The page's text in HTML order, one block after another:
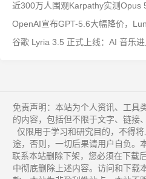
近300万人围观Karpathy实测Opus
OpenAI宣布GPT-5.6大幅降价，
谷歌 Lyria 3.5 正式上线：AI 音乐
免责声明：本站为个人资讯、工具
的内容，包括但不限于文字、链接
仅限用于学习和研究目的，不得
途，否则，一切后果请用户自负。
联系本站删除下架，您必须在下载
中彻底删除上述内容。访问和下载